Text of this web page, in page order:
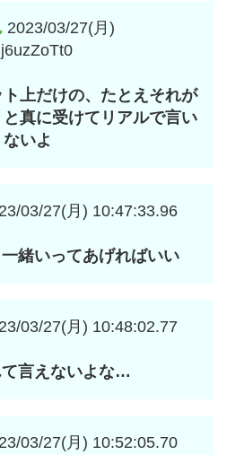
2023/03/27(月)
上だけの、たとえそれが
真に受けてリアルで言い
いよ
03/27(月) 10:47:33.96
緒いってあげればいい
03/27(月) 10:48:02.77
言えないよな…
03/27(月) 10:52:05.70